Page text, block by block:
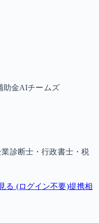
助金AIチームズ
診断士・行政書士・税
る (ログイン不要)提携相